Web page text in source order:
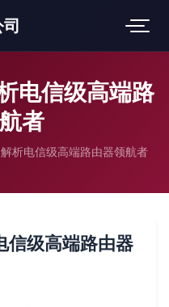
电信级高端路
者
析电信级高端路由器领航者
信级高端路由器